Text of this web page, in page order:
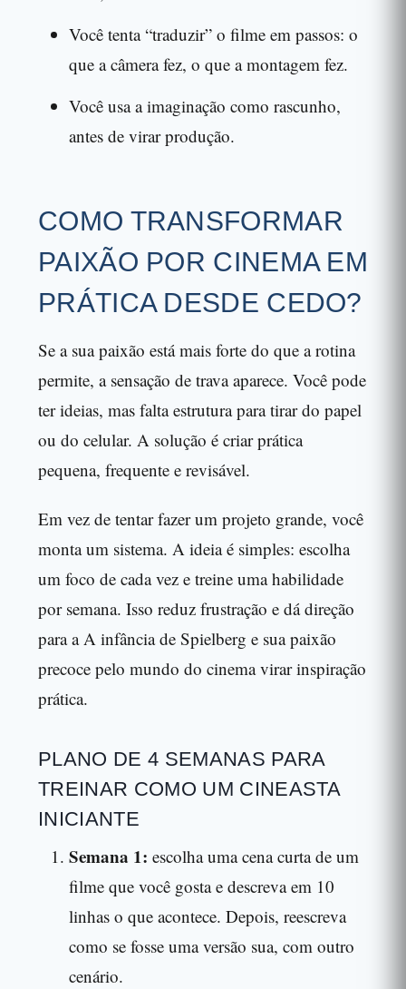
Você tenta “traduzir” o filme em passos: o
que a câmera fez, o que a montagem fez.
Você usa a imaginação como rascunho,
antes de virar produção.
COMO TRANSFORMAR
PAIXÃO POR CINEMA EM
PRÁTICA DESDE CEDO?
Se a sua paixão está mais forte do que a rotina
permite, a sensação de trava aparece. Você pode
ter ideias, mas falta estrutura para tirar do papel
ou do celular. A solução é criar prática
pequena, frequente e revisável.
Em vez de tentar fazer um projeto grande, você
monta um sistema. A ideia é simples: escolha
um foco de cada vez e treine uma habilidade
por semana. Isso reduz frustração e dá direção
para a A infância de Spielberg e sua paixão
precoce pelo mundo do cinema virar inspiração
prática.
PLANO DE 4 SEMANAS PARA
TREINAR COMO UM CINEASTA
INICIANTE
Semana 1: escolha uma cena curta de um
filme que você gosta e descreva em 10
linhas o que acontece. Depois, reescreva
como se fosse uma versão sua, com outro
cenário.